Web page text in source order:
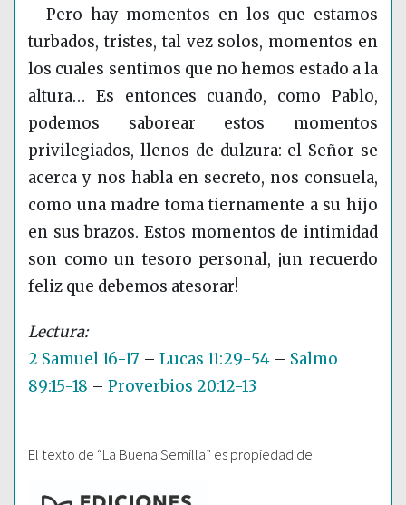
Pero hay momentos en los que estamos
turbados, tristes, tal vez solos, momentos en
los cuales sentimos que no hemos estado a la
altura… Es entonces cuando, como Pablo,
podemos saborear estos momentos
privilegiados, llenos de dulzura: el Señor se
acerca y nos habla en secreto, nos consuela,
como una madre toma tiernamente a su hijo
en sus brazos. Estos momentos de intimidad
son como un tesoro personal, ¡un recuerdo
feliz que debemos atesorar!
2 Samuel 16-17 – Lucas 11:29-54 – Salmo
89:15-18 – Proverbios 20:12-13
El texto de “La Buena Semilla” es propiedad de: